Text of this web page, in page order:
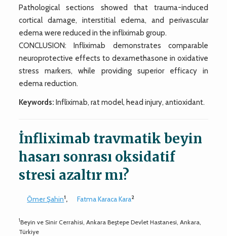
Pathological sections showed that trauma-induced
cortical damage, interstitial edema, and perivascular
edema were reduced in the infliximab group.
CONCLUSION: Infliximab demonstrates comparable
neuroprotective effects to dexamethasone in oxidative
stress markers, while providing superior efficacy in
edema reduction.
Keywords: Infliximab, rat model, head injury, antioxidant.
İnfliximab travmatik beyin
hasarı sonrası oksidatif
stresi azaltır mı?
Ömer Şahin1, Fatma Karaca Kara2
1Beyin ve Sinir Cerrahisi, Ankara Beştepe Devlet Hastanesi, Ankara,
Türkiye